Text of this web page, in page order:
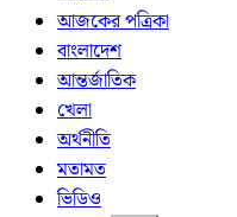
আজকের পত্রিকা
বাংলাদেশ
আন্তর্জাতিক
খেলা
অর্থনীতি
মতামত
ভিডিও